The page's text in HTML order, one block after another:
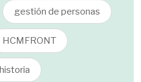
gestión de personas
HCMFRONT
historia